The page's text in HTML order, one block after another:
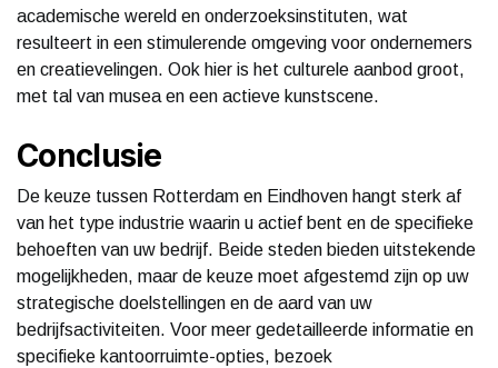
academische wereld en onderzoeksinstituten, wat
resulteert in een stimulerende omgeving voor ondernemers
en creatievelingen. Ook hier is het culturele aanbod groot,
met tal van musea en een actieve kunstscene.
Conclusie
De keuze tussen Rotterdam en Eindhoven hangt sterk af
van het type industrie waarin u actief bent en de specifieke
behoeften van uw bedrijf. Beide steden bieden uitstekende
mogelijkheden, maar de keuze moet afgestemd zijn op uw
strategische doelstellingen en de aard van uw
bedrijfsactiviteiten. Voor meer gedetailleerde informatie en
specifieke kantoorruimte-opties, bezoek